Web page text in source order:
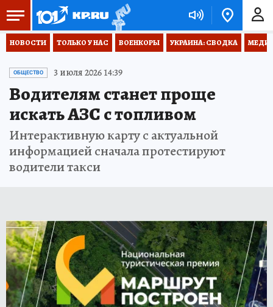
НОВОСТИ ТОЛЬКО У НАС ВОЕНКОРЫ УКРАИНА: СВОДКА
ОБЩЕСТВО 3 июля 2026 14:39
Водителям станет проще
искать АЗС с топливом
Интерактивную карту с актуальной
информацией сначала протестируют
водители такси